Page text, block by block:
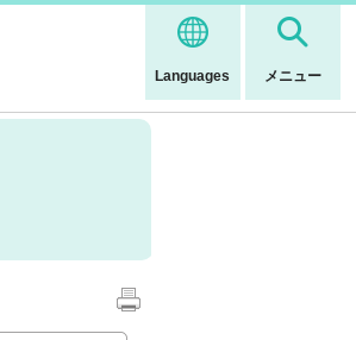
Languages メニュー